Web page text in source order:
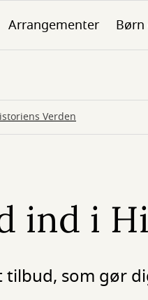
Arrangementer
Verden
ind i
tilbud, som gør